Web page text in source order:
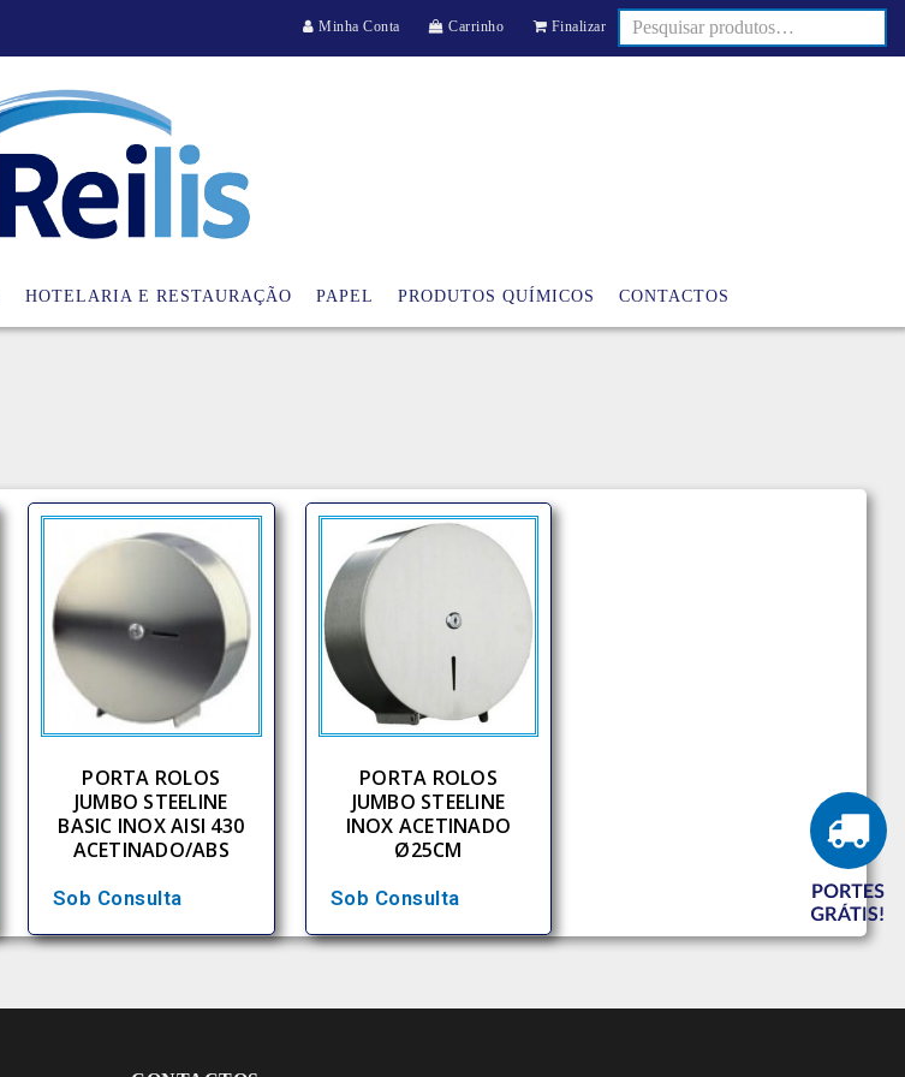
Minha Conta Carrinho Finalizar
HOTELARIA E RESTAURAÇÃO PAPEL PRODUTOS QUÍMICOS CONTACTOS
PORTA ROLOS
JUMBO STEELINE
BASIC INOX AISI 430
ACETINADO/ABS
Sob Consulta
PORTA ROLOS
JUMBO STEELINE
INOX ACETINADO
Ø25CM
Sob Consulta